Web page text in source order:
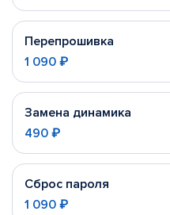
Перепрошивка
1 090 ₽
Замена динамика
490 ₽
Сброс пароля
1 090 ₽